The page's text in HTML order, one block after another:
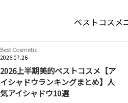
ベストコスメ
Best Cosmetic
2026.07.26
2026上半期美的ベストコスメ【ア
イシャドウランキングまとめ】人
気アイシャドウ10選